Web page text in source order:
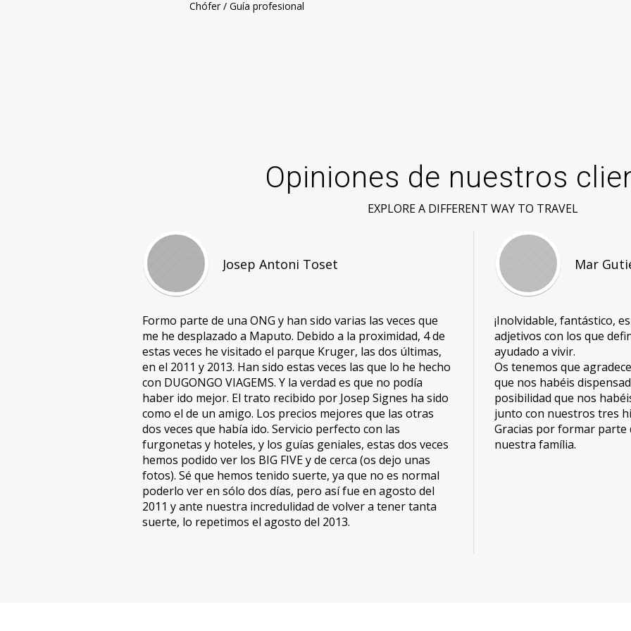
Chófer / Guía profesional
Opiniones de nuestros
EXPLORE A DIFFERENT WAY TO TRAVEL
Josep Antoni Toset
Formo parte de una ONG y han sido varias las veces que
me he desplazado a Maputo. Debido a la proximidad, 4 de
estas veces he visitado el parque Kruger, las dos últimas,
en el 2011 y 2013. Han sido estas veces las que lo he hecho
con DUGONGO VIAGEMS. Y la verdad es que no podía
haber ido mejor. El trato recibido por Josep Signes ha sido
como el de un amigo. Los precios mejores que las otras
dos veces que había ido. Servicio perfecto con las
furgonetas y hoteles, y los guías geniales, estas dos veces
hemos podido ver los BIG FIVE y de cerca (os dejo unas
fotos). Sé que hemos tenido suerte, ya que no es normal
poderlo ver en sólo dos días, pero así fue en agosto del
2011 y ante nuestra incredulidad de volver a tener tanta
suerte, lo repetimos el agosto del 2013.
Mar
¡Inolvidable, fantástico,
adjetivos con los que
ayudado a vivir.
Os tenemos que
que nos habéis
posibilidad que nos
junto con nuestros tres
Gracias por formar parte
nuestra família.